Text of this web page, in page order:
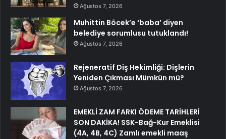
Ağustos 7, 2026
Muhittin Böcek’e ‘baba’ diyen
belediye sorumlusu tutuklandı!
Ağustos 7, 2026
Rejeneratif Diş Hekimliği: Dişlerin
Yeniden Çıkması Mümkün mü?
Ağustos 7, 2026
EMEKLİ ZAM FARKI ÖDEME TARİHLERİ
SON DAKİKA! SSK-Bağ-Kur Emeklisi
(4A, 4B, 4C) Zamlı emekli maaş